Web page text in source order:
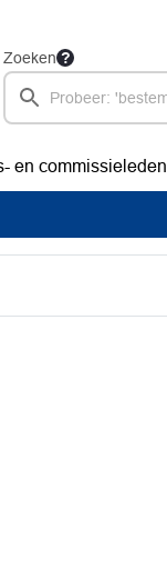
Zoeken
en commissieleden